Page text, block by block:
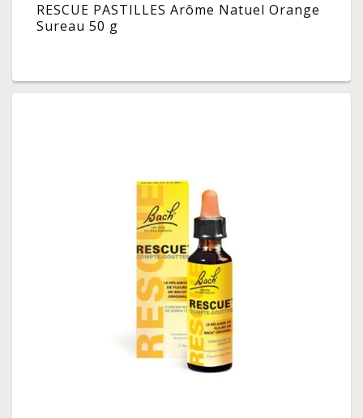
RESCUE PASTILLES Arôme Natuel Orange
Sureau 50 g